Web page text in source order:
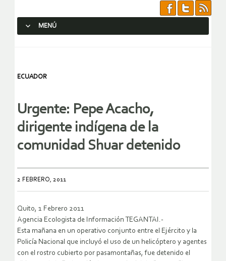
MENÚ
ECUADOR
Urgente: Pepe Acacho,
dirigente indígena de la
comunidad Shuar detenido
2 FEBRERO, 2011
Quito, 1 Febrero 2011
Agencia Ecologista de Información TEGANTAI.-
Esta mañana en un operativo conjunto entre el Ejército y la
Policía Nacional que incluyó el uso de un helicóptero y agentes
con el rostro cubierto por pasamontañas, fue detenido el